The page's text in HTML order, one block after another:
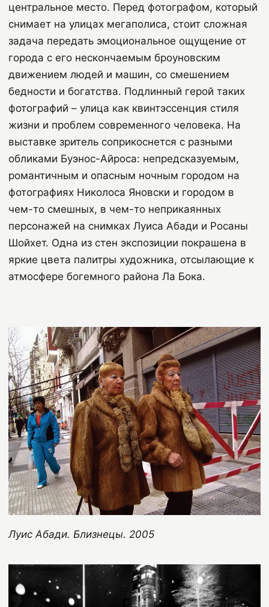
центральное место. Перед фотографом, который
снимает на улицах мегаполиса, стоит сложная
задача передать эмоциональное ощущение от
города с его нескончаемым броуновским
движением людей и машин, со смешением
бедности и богатства. Подлинный герой таких
фотографий – улица как квинтэссенция стиля
жизни и проблем современного человека. На
выставке зритель соприкоснется с разными
обликами Буэнос-Айроса: непредсказуемым,
романтичным и опасным ночным городом на
фотографиях Николоса Яновски и городом в
чем-то смешных, в чем-то неприкаянных
персонажей на снимках Луиса Абади и Росаны
Шойхет. Одна из стен экспозиции покрашена в
яркие цвета палитры художника, отсылающие к
атмосфере богемного района Ла Бока.
Луис Абади. Близнецы. 2005